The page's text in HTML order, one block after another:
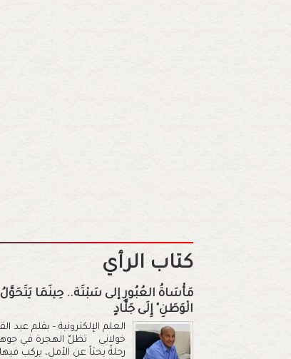
كتاب الرأي
مَأْسَاةُ العُبُورِ إلى سَبْتَة.. حِينَمَا
الْوَطَنِ" إِلَى جَلَّادٍ
العلم الإلكترونية - بقلم عبد
خولاني تظلّ الهجرة في
رحلةً بحثاً عن الأمل، يركب فيها